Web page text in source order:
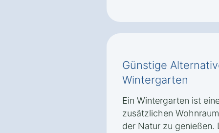
Günstige
Wintergarten
Ein Wintergarten ist
zusätzlichen
der Natur zu genießen.